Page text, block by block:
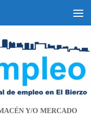
Y/O MERCADO